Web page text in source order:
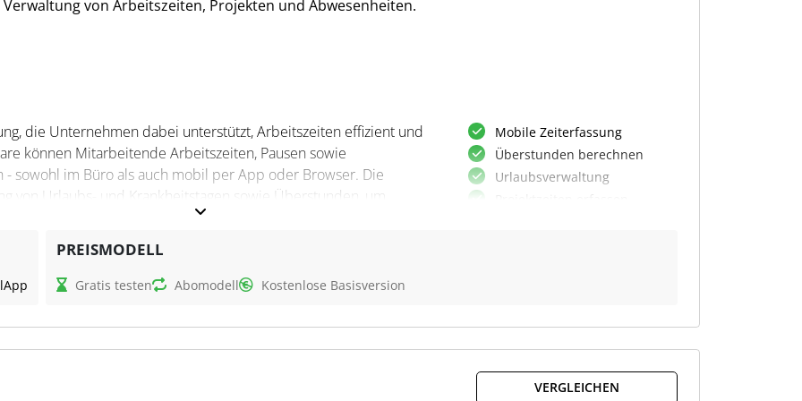
von Arbeitszeiten, Projekten und Abwesenheiten.
die Unternehmen dabei unterstützt, Arbeitszeiten effizient und
können Mitarbeitende Arbeitszeiten, Pausen sowie
sowohl im Büro als auch mobil per App oder Browser. Die
von Urlaubs- und Krankheitstagen sowie Überstunden, um
und die Datenschutzgrundverordnung zu erfüllen. Alle
die Software die Einhaltung gesetzlicher Vorgaben,
bereitstellt. Steuerfachleuten hilft Clockodo, die Zeiterfassung
Mobile Zeiterfassung
Überstunden berechnen
Urlaubsverwaltung
App
PREISMODELL
Gratis testen Abomodell Kostenlose Basisversion
VERGLEICHEN